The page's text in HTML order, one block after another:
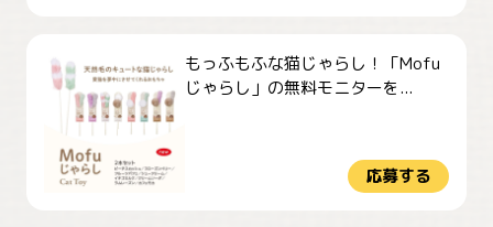
もっふもふな猫じゃらし！「Mofu
じゃらし」の無料モニターを...
応募する